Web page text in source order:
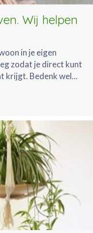
Wij helpen
in je eigen
zodat je direct kunt
krijgt. Bedenk wel...